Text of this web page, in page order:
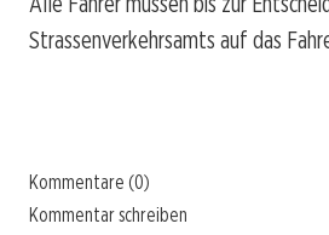
Strassenverkehrsamts auf das
Kommentare (0)
Kommentar schreiben